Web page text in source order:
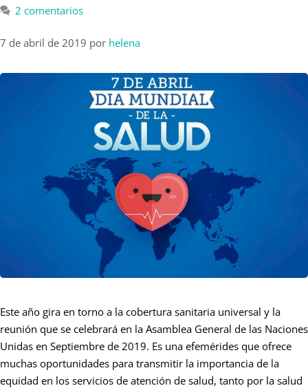
2 comentarios
7 de abril de 2019 por helena
Este año gira en torno a la cobertura sanitaria universal y la
reunión que se celebrará en la Asamblea General de las Naciones
Unidas en Septiembre de 2019. Es una efemérides que ofrece
muchas oportunidades para transmitir la importancia de la
equidad en los servicios de atención de salud, tanto por la salud